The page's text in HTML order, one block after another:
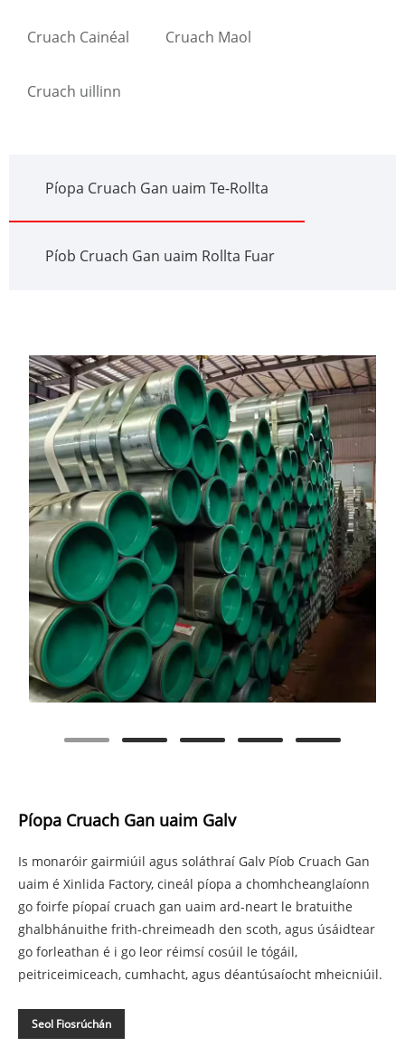
Cruach Cainéal Cruach Maol
Cruach uillinn
Píopa Cruach Gan uaim Te-Rollta
Píob Cruach Gan uaim Rollta Fuar
Píopa Cruach Gan uaim Galv
Is monaróir gairmiúil agus soláthraí Galv Píob Cruach Gan
uaim é Xinlida Factory, cineál píopa a chomhcheanglaíonn
go foirfe píopaí cruach gan uaim ard-neart le bratuithe
ghalbhánuithe frith-chreimeadh den scoth, agus úsáidtear
go forleathan é i go leor réimsí cosúil le tógáil,
peitriceimiceach, cumhacht, agus déantúsaíocht mheicniúil.
Seol Fiosrúchán